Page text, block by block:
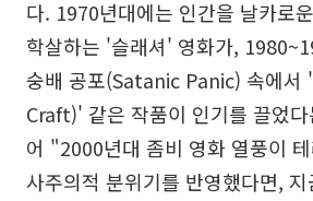
다. 1970년대에는 인간을 날카로
학살하는 '슬래셔' 영화가,
숭배 공포(Satanic Panic) 속에서
Craft)' 같은 작품이 인기를 끌었
어 "2000년대 좀비 영화 열풍이
사주의적 분위기를 반영했다면,